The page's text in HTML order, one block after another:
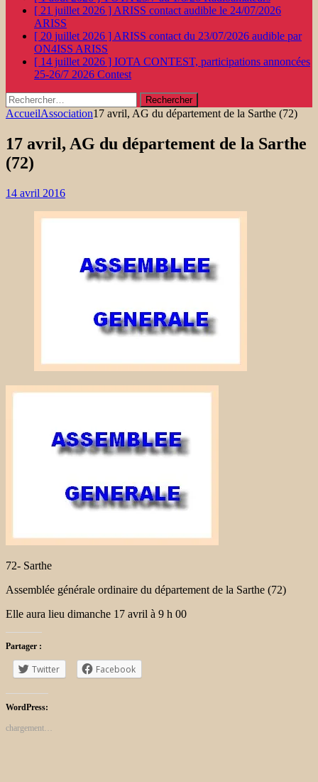
[ 21 juillet 2026 ] ARISS contact audible le 24/07/2026
ARISS
[ 20 juillet 2026 ] ARISS contact du 23/07/2026 audible par
ON4ISS ARISS
[ 14 juillet 2026 ] IOTA CONTEST, participations annoncées
25-26/7 2026 Contest
Rechercher :
AccueilAssociation17 avril, AG du département de la Sarthe (72)
17 avril, AG du département de la Sarthe
(72)
14 avril 2016
72- Sarthe
Assemblée générale ordinaire du département de la Sarthe (72)
Elle aura lieu dimanche 17 avril à 9 h 00
Partager :
Twitter Facebook
WordPress:
chargement…